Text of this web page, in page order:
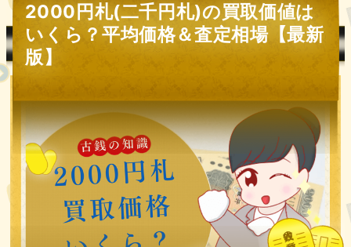
2000円札(二千円札)の買取価値は
いくら？平均価格＆査定相場【最新
版】
古銭の種類